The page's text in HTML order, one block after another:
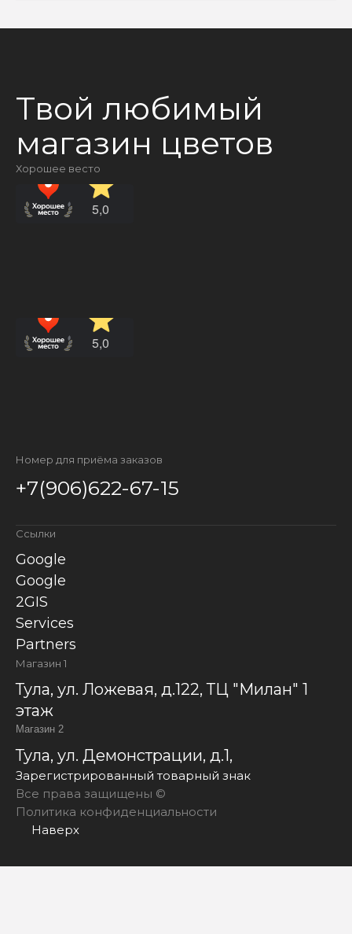
Твой любимый
магазин цветов
Хорошее весто
Номер для приёма заказов
+7(906)622-67-15
Ссылки
Google
Google
2GIS
Services
Partners
Магазин 1
Тула, ул. Ложевая, д.122, ТЦ "Милан" 1
этаж
Магазин 2
Тула, ул. Демонстрации, д.1,
Зарегистрированный товарный знак
Все права защищены ©
Политика конфиденциальности
Наверх